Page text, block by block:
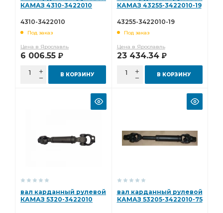
КАМАЗ 4310-3422010
4310-3422010
Под заказ
Цена в Ярославль
6 006.55 Р
В КОРЗИНУ
КАМАЗ 43255-3422010-19
43255-3422010-19
Под заказ
Цена в Ярославль
23 434.34 Р
В КОРЗИНУ
вал карданный рулевой
КАМАЗ 5320-3422010
вал карданный рулевой
КАМАЗ 53205-3422010-75